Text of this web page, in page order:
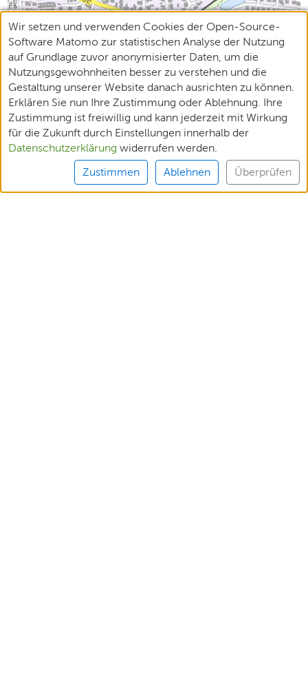
Wir setzen und verwenden Cookies der Open-Source-
Software Matomo zur statistischen Analyse der Nutzung
auf Grundlage zuvor anonymisierter Daten, um die
Nutzungsgewohnheiten besser zu verstehen und die
Gestaltung unserer Website danach ausrichten zu können.
Erklären Sie nun Ihre Zustimmung oder Ablehnung. Ihre
Zustimmung ist freiwillig und kann jederzeit mit Wirkung
für die Zukunft durch Einstellungen innerhalb der
Datenschutzerklärung widerrufen werden.
Zustimmen Ablehnen Überprüfen